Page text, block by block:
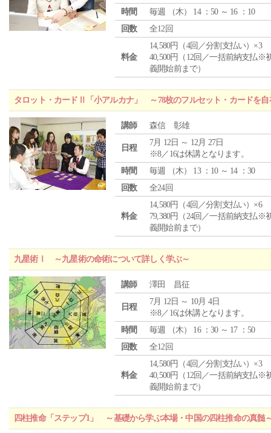
時間
毎週 （木） 14 ：50 ～ 16 ：10
回数
全12回
料金
14,580円（4回／分割支払い）×3
40,500円（12回／一括前納支払※
義開始前まで）
タロット・カードⅡ「小アルカナ」 ～78枚のフルセット・カードを自
講師 森信 彰雄
日程
7月 12日 ～ 12月 27日
※8／16は休講となります。
時間
毎週 （木） 13 ：10 ～ 14 ：30
回数
全24回
料金
14,580円（4回／分割支払い）×6
79,380円（24回／一括前納支払※
義開始前まで）
九星術Ⅰ ～九星術の命術について詳しく学ぶ～
講師 澤田 昌征
日程
7月 12日 ～ 10月 4日
※8／16は休講となります。
時間
毎週 （木） 16 ：30 ～ 17 ：50
回数
全12回
料金
14,580円（4回／分割支払い）×3
40,500円（12回／一括前納支払※
義開始前まで）
四柱推命「ステップ1」 ～基礎から学ぶ本場・中国の四柱推命の真髄